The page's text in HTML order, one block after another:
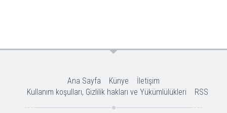
Ana Sayfa Künye
İletişim
Kullanım koşulları, Gizlilik hakları ve Yükümlülükleri
RSS